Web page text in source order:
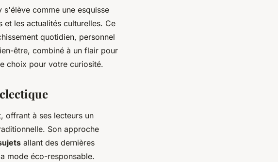
comme une esquisse
et les actualités culturelles. Ce
quotidien, personnel
être, combiné à un flair pour
choix pour votre curiosité.
offrant à ses lecteurs un
Son approche
allant des dernières
mode éco-responsable.